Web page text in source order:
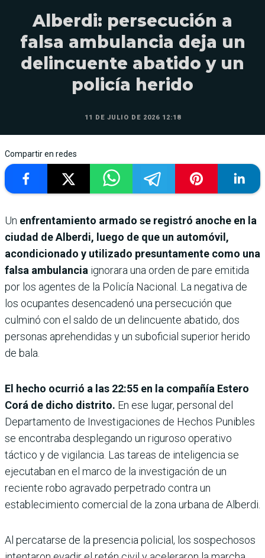
Alberdi: persecución a
falsa ambulancia deja un
delincuente abatido y un
policía herido
11 DE JULIO DE 2026 12:18
Compartir en redes
Un enfrentamiento armado se registró anoche en la
ciudad de Alberdi, luego de que un automóvil,
acondicionado y utilizado presuntamente como una
falsa ambulancia ignorara una orden de pare emitida
por los agentes de la Policía Nacional. La negativa de
los ocupantes desencadenó una persecución que
culminó con el saldo de un delincuente abatido, dos
personas aprehendidas y un suboficial superior herido
de bala.
El hecho ocurrió a las 22:55 en la compañía Estero
Corá de dicho distrito. En ese lugar, personal del
Departamento de Investigaciones de Hechos Punibles
se encontraba desplegando un riguroso operativo
táctico y de vigilancia. Las tareas de inteligencia se
ejecutaban en el marco de la investigación de un
reciente robo agravado perpetrado contra un
establecimiento comercial de la zona urbana de Alberdi.
Al percatarse de la presencia policial, los sospechosos